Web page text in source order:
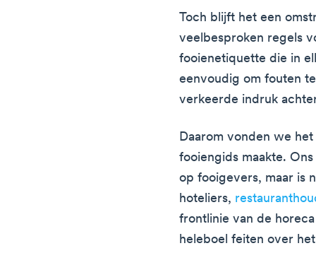
Toch blijft het een
veelbesproken regels
fooienetiquette die in
eenvoudig om fouten
verkeerde indruk
Daarom vonden we
fooiengids maakte.
op fooigevers, maar is
hoteliers,
frontlinie van de
heleboel feiten over